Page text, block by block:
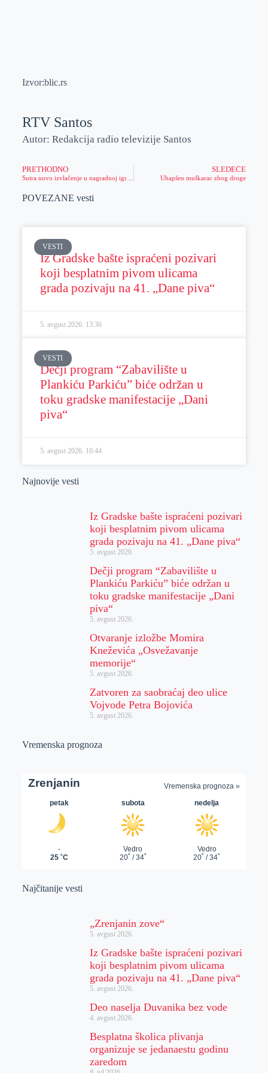
Izvor:blic.rs
RTV Santos
Autor: Redakcija radio televizije Santos
PRETHODNO
Sutra novo izvlačenje u nagradnoj igri „Uzmi račun i pobedi“, stiglo više od 8,5 miliona koverata
SLEDEĆE
Uhapšen muškarac zbog droge
POVEZANE vesti
VESTI
Iz Gradske bašte ispraćeni pozivari
koji besplatnim pivom ulicama
grada pozivaju na 41. „Dane piva“
5. avgust 2026. 13:36
VESTI
Dečji program “Zabavilište u
Plankiću Parkiću” biće održan u
toku gradske manifestacije „Dani
piva“
5. avgust 2026. 10:44
Najnovije vesti
Iz Gradske bašte ispraćeni pozivari
koji besplatnim pivom ulicama
grada pozivaju na 41. „Dane piva“
5. avgust 2026.
Dečji program “Zabavilište u
Plankiću Parkiću” biće održan u
toku gradske manifestacije „Dani
piva“
5. avgust 2026.
Otvaranje izložbe Momira
Kneževića „Osvežavanje
memorije“
5. avgust 2026.
Zatvoren za saobraćaj deo ulice
Vojvode Petra Bojovića
5. avgust 2026.
Vremenska prognoza
Najčitanije vesti
„Zrenjanin zove“
5. avgust 2026.
Iz Gradske bašte ispraćeni pozivari
koji besplatnim pivom ulicama
grada pozivaju na 41. „Dane piva“
5. avgust 2026.
Deo naselja Duvanika bez vode
4. avgust 2026.
Besplatna školica plivanja
organizuje se jedanaestu godinu
zaredom